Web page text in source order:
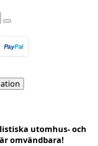
PayPal
utomhus- och
omvändbara!